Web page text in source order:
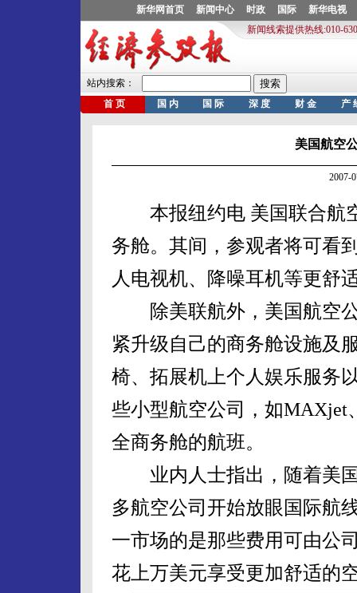
美国航空
2007-
本报纽约电 美国联合航
务舱。其间，参观者将可看
人电视机、降噪耳机等更舒
除美联航外，美国航空公
紧升级自己的商务舱设施及
椅、拓展机上个人娱乐服务
些小型航空公司，如MAXjet
全商务舱的航班。
业内人士指出，随着美国
多航空公司开始放眼国际航
一市场的是那些费用可由公
花上万美元享受更加舒适的